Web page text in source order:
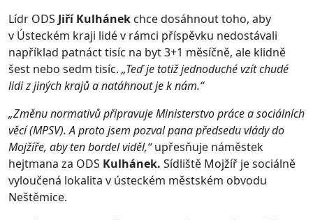
Lídr ODS Jiří Kulhánek chce dosáhnout toho, aby
v Ústeckém kraji lidé v rámci příspěvku nedostávali
například patnáct tisíc na byt 3+1 měsíčně, ale klidně
šest nebo sedm tisíc. „Teď je totiž jednoduché vzít chudé
lidi z jiných krajů a natáhnout je k nám.“
„Změnu normativů připravuje Ministerstvo práce a sociálních
věcí (MPSV). A proto jsem pozval pana předsedu vlády do
Mojžíře, aby ten bordel viděl,“upřesňuje náměstek
hejtmana za ODS Kulhánek. Sídliště Mojžíř je sociálně
vyloučená lokalita v ústeckém městském obvodu
Neštěmice.